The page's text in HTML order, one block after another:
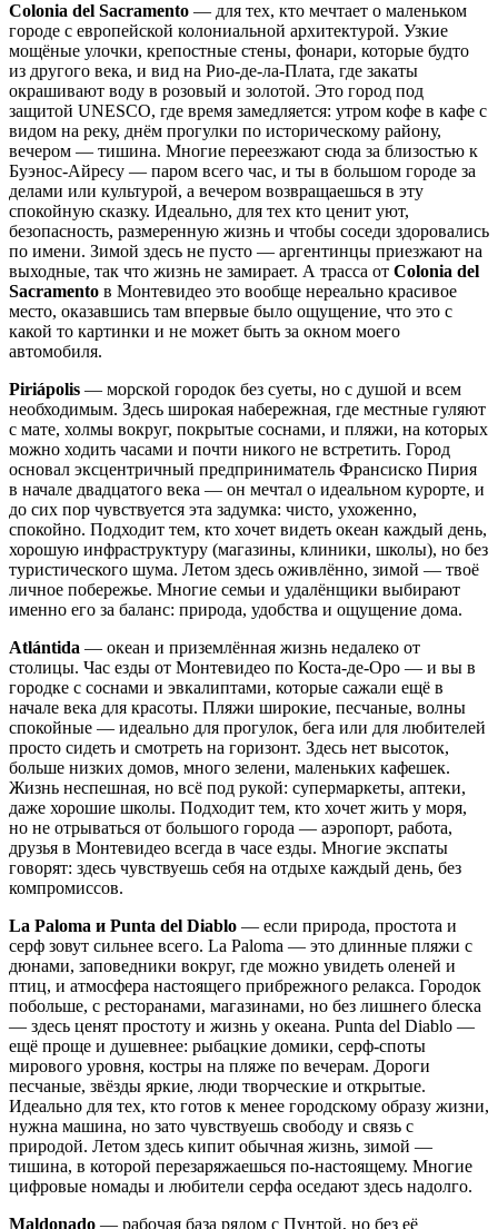
Colonia del Sacramento — для тех, кто мечтает о маленьком
городе с европейской колониальной архитектурой. Узкие
мощёные улочки, крепостные стены, фонари, которые будто
из другого века, и вид на Рио-де-ла-Плата, где закаты
окрашивают воду в розовый и золотой. Это город под
защитой UNESCO, где время замедляется: утром кофе в кафе с
видом на реку, днём прогулки по историческому району,
вечером — тишина. Многие переезжают сюда за близостью к
Буэнос-Айресу — паром всего час, и ты в большом городе за
делами или культурой, а вечером возвращаешься в эту
спокойную сказку. Идеально, для тех кто ценит уют,
безопасность, размеренную жизнь и чтобы соседи здоровались
по имени. Зимой здесь не пусто — аргентинцы приезжают на
выходные, так что жизнь не замирает. А трасса от Colonia del
Sacramento в Монтевидео это вообще нереально красивое
место, оказавшись там впервые было ощущение, что это с
какой то картинки и не может быть за окном моего
автомобиля.
Piriápolis — морской городок без суеты, но с душой и всем
необходимым. Здесь широкая набережная, где местные гуляют
с мате, холмы вокруг, покрытые соснами, и пляжи, на которых
можно ходить часами и почти никого не встретить. Город
основал эксцентричный предприниматель Франсиско Пирия
в начале двадцатого века — он мечтал о идеальном курорте, и
до сих пор чувствуется эта задумка: чисто, ухоженно,
спокойно. Подходит тем, кто хочет видеть океан каждый день,
хорошую инфраструктуру (магазины, клиники, школы), но без
туристического шума. Летом здесь оживлённо, зимой — твоё
личное побережье. Многие семьи и удалёнщики выбирают
именно его за баланс: природа, удобства и ощущение дома.
Atlántida — океан и приземлённая жизнь недалеко от
столицы. Час езды от Монтевидео по Коста-де-Оро — и вы в
городке с соснами и эвкалиптами, которые сажали ещё в
начале века для красоты. Пляжи широкие, песчаные, волны
спокойные — идеально для прогулок, бега или для любителей
просто сидеть и смотреть на горизонт. Здесь нет высоток,
больше низких домов, много зелени, маленьких кафешек.
Жизнь неспешная, но всё под рукой: супермаркеты, аптеки,
даже хорошие школы. Подходит тем, кто хочет жить у моря,
но не отрываться от большого города — аэропорт, работа,
друзья в Монтевидео всегда в часе езды. Многие экспаты
говорят: здесь чувствуешь себя на отдыхе каждый день, без
компромиссов.
La Paloma и Punta del Diablo — если природа, простота и
серф зовут сильнее всего. La Paloma — это длинные пляжи с
дюнами, заповедники вокруг, где можно увидеть оленей и
птиц, и атмосфера настоящего прибрежного релакса. Городок
побольше, с ресторанами, магазинами, но без лишнего блеска
— здесь ценят простоту и жизнь у океана. Punta del Diablo —
ещё проще и душевнее: рыбацкие домики, серф-споты
мирового уровня, костры на пляже по вечерам. Дороги
песчаные, звёзды яркие, люди творческие и открытые.
Идеально для тех, кто готов к менее городскому образу жизни,
нужна машина, но зато чувствуешь свободу и связь с
природой. Летом здесь кипит обычная жизнь, зимой —
тишина, в которой перезаряжаешься по-настоящему. Многие
цифровые номады и любители серфа оседают здесь надолго.
Maldonado — рабочая база рядом с Пунтой, но без её